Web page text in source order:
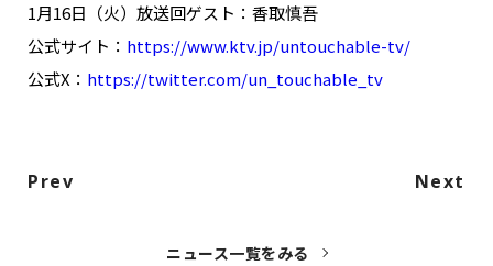
1月16日（火）放送回ゲスト：香取慎吾
公式サイト： https://www.ktv.jp/untouchable-tv/
公式X： https://twitter.com/un_touchable_tv
Prev Next
ニュース一覧をみる